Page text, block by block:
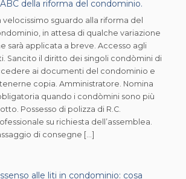
ABC della riforma del condominio.
velocissimo sguardo alla riforma del
in attesa di qualche variazione
sarà applicata a breve. Accesso agli
Sancito il diritto dei singoli condòmini di
ai documenti del condominio e
copia. Amministratore. Nomina
quando i condòmini sono più
Possesso di polizza di R.C.
su richiesta dell’assemblea.
di consegne […]
alle liti in condominio: cosa